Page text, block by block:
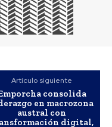
Artículo siguiente
consolida
en macrozona
austral con
digital,